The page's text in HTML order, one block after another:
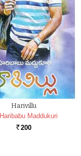
Harivillu
Haribabu Maddukuri
Rs. 200